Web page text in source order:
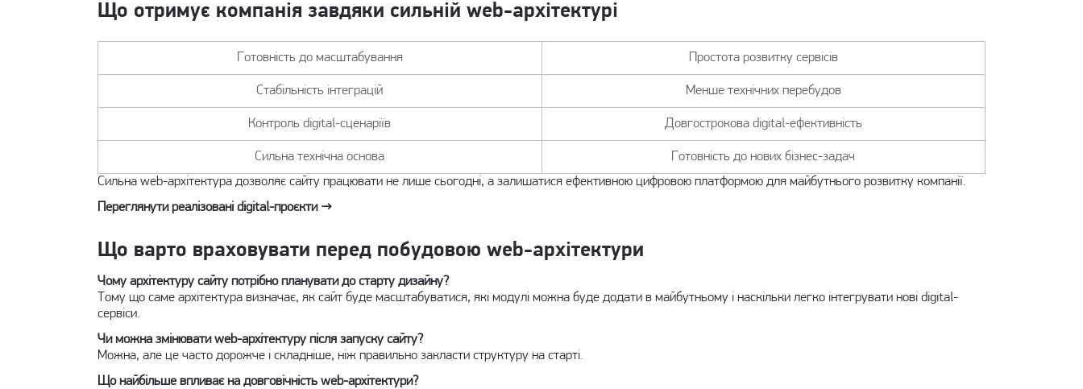
Що отримує компанія завдяки сильній web-архітектурі
Готовність до масштабування Простота розвитку сервісів
Стабільність інтеграцій Менше технічних перебудов
Контроль digital-сценаріїв Довгострокова digital-ефективність
Сильна технічна основа
Готовність до нових бізнес-задач
Сильна web-архітектура дозволяє сайту працювати не лише сьогодні, а залишатися ефективною цифровою платформою для майбутнього розвитку компанії.
Переглянути реалізовані digital-проєкти →
Що варто враховувати перед побудовою web-архітектури
Чому архітектуру сайту потрібно планувати до старту дизайну?
Тому що саме архітектура визначає, як сайт буде масштабуватися, які модулі можна буде додати в майбутньому і наскільки легко інтегрувати нові digital-
сервіси.
Чи можна змінювати web-архітектуру після запуску сайту?
Можна, але це часто дорожче і складніше, ніж правильно закласти структуру на старті.
Що найбільше впливає на довговічність web-архітектури?